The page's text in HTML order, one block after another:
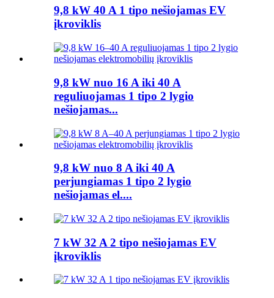
9,8 kW 40 A 1 tipo nešiojamas EV
įkroviklis
9,8 kW nuo 16 A iki 40 A
reguliuojamas 1 tipo 2 lygio
nešiojamas...
9,8 kW nuo 8 A iki 40 A
perjungiamas 1 tipo 2 lygio
nešiojamas el....
7 kW 32 A 2 tipo nešiojamas EV
įkroviklis